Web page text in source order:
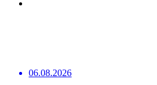
06.08.2026